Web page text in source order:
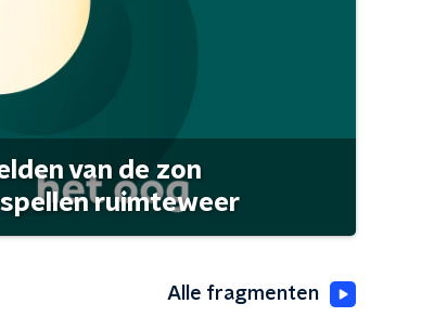
van de zon
ruimteweer
Alle fragmenten